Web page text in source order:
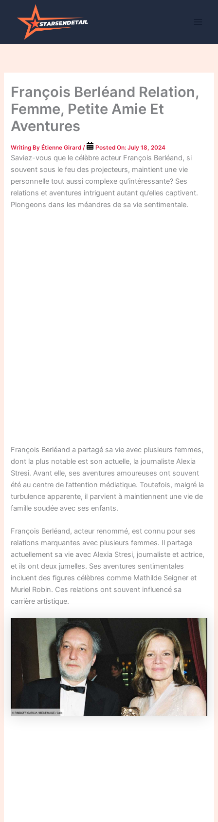
François Berléand Relation,
Femme, Petite Amie Et
Aventures
Writing ByÉtienne Girard / Posted On:July 18, 2024
Saviez-vous que le célèbre acteur François Berléand, si
souvent sous le feu des projecteurs, maintient une vie
personnelle tout aussi complexe qu’intéressante? Ses
relations et aventures intriguent autant qu’elles captivent.
Plongeons dans les méandres de sa vie sentimentale.
François Berléand a partagé sa vie avec plusieurs femmes,
dont la plus notable est son actuelle, la journaliste Alexia
Stresi. Avant elle, ses aventures amoureuses ont souvent
été au centre de l’attention médiatique. Toutefois, malgré la
turbulence apparente, il parvient à maintiennent une vie de
famille soudée avec ses enfants.
François Berléand, acteur renommé, est connu pour ses
relations marquantes avec plusieurs femmes. Il partage
actuellement sa vie avec Alexia Stresi, journaliste et actrice,
et ils ont deux jumelles. Ses aventures sentimentales
incluent des figures célèbres comme Mathilde Seigner et
Muriel Robin. Ces relations ont souvent influencé sa
carrière artistique.